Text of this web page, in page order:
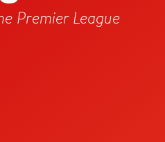
Premier League